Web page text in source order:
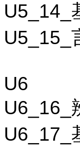
U5_14_
U5_15_
U6
U6_16_
U6_17_